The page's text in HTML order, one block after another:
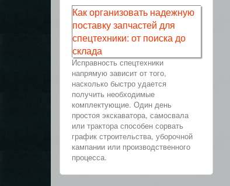
Как организовать надежную
поставку запчастей для
спецтехники: от поиска до
склада
Исправность спецтехники
напрямую зависит от того,
насколько быстро удается
получить необходимые
комплектующие. Один день
простоя экскаватора, самосвала
или трактора способен сорвать
график строительства, уборочной
кампании или производственного
процесса.